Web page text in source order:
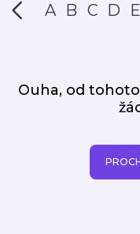
A B C D E
Ouha, od